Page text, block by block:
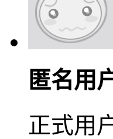
匿名用
正式用